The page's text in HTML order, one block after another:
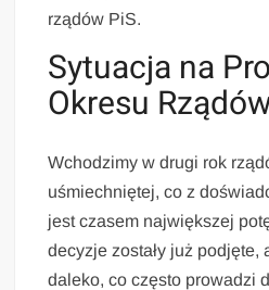
rządów PiS.
Sytuacja na
Okresu
Wchodzimy w drugi rok
uśmiechniętej, co z
jest czasem największej
decyzje zostały już podjęte,
daleko, co często prowadzi